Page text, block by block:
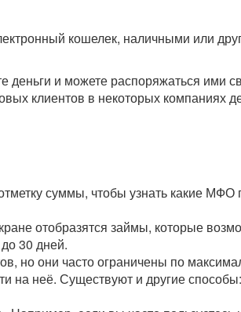
кошелек, наличными или
деньги и можете распоряжаться ими
клиентов в некоторых компаниях
суммы, чтобы узнать какие МФО
отобразятся займы, которые
30 дней.
но они часто ограничены по
на неё. Существуют и другие